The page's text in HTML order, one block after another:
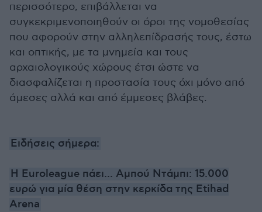
περισσότερο, επιβάλλεται να
συγκεκριμενοποιηθούν οι όροι της νομοθεσίας
που αφορούν στην αλληλεπίδρασής τους, έστω
και οπτικής, με τα μνημεία και τους
αρχαιολογικούς χώρους έτσι ώστε να
διασφαλίζεται η προστασία τους όχι μόνο από
άμεσες αλλά και από έμμεσες βλάβες.
Ειδήσεις σήμερα:
Η Euroleague πάει... Αμπού Ντάμπι: 15.000
ευρώ για μία θέση στην κερκίδα της Etihad
Arena